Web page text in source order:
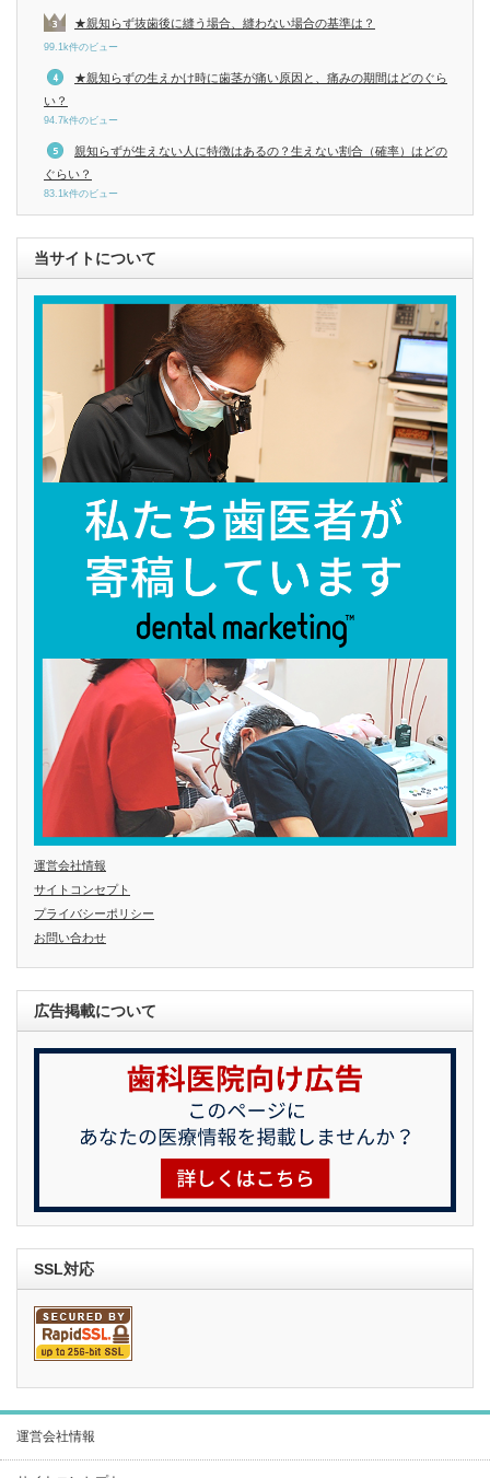
★親知らず抜歯後に縫う場合、縫わない場合の基準は？
99.1k件のビュー
★親知らずの生えかけ時に歯茎が痛い原因と、痛みの期間はどのぐら
い？
94.7k件のビュー
親知らずが生えない人に特徴はあるの？生えない割合（確率）はどの
ぐらい？
83.1k件のビュー
当サイトについて
運営会社情報
サイトコンセプト
プライバシーポリシー
お問い合わせ
広告掲載について
SSL対応
運営会社情報